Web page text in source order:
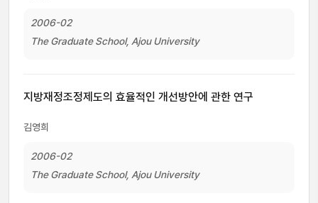
2006-02
The Graduate School, Ajou University
지방재정조정제도의 효율적인 개선방안에 관한 연구
김영희
2006-02
The Graduate School, Ajou University